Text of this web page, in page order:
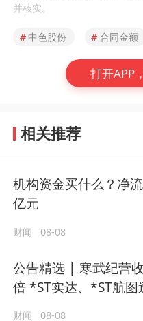
并核实。
#中色股份 # 合同金额
打开APP
相关推荐
机构资金买什么？净
亿元
财闻 08-08
公告精选 | 寒武纪营
倍 *ST实达、*ST航图
财闻 08-08